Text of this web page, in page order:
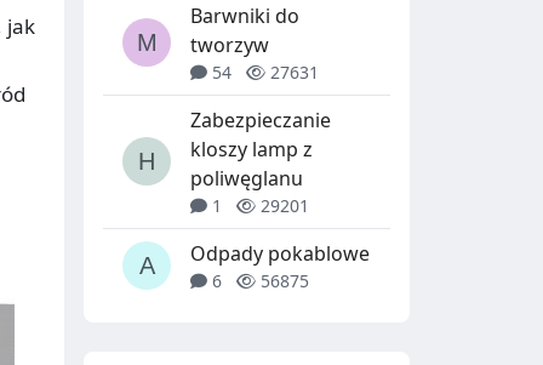
jak
Barwniki do
tworzyw
54 27631
Zabezpieczanie
kloszy lamp z
poliwęglanu
1 29201
Odpady pokablowe
6 56875